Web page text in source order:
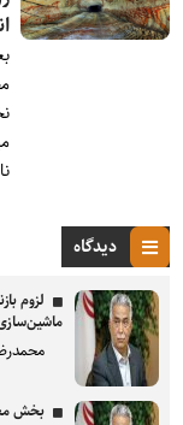
دیدگاه
لزوم
بخش